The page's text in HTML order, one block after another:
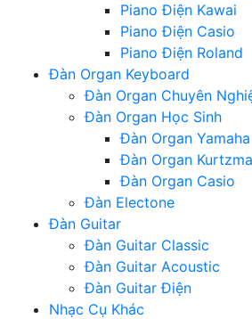
Piano Điện Kawai
Piano Điện Casio
Piano Điện Roland
Đàn Organ Keyboard
Đàn Organ Chuyên
Đàn Organ Học Sinh
Đàn Organ Yamaha
Đàn Organ
Đàn Organ Casio
Đàn Electone
Đàn Guitar
Đàn Guitar Classic
Đàn Guitar Acoustic
Đàn Guitar Điện
Nhạc Cụ Khác